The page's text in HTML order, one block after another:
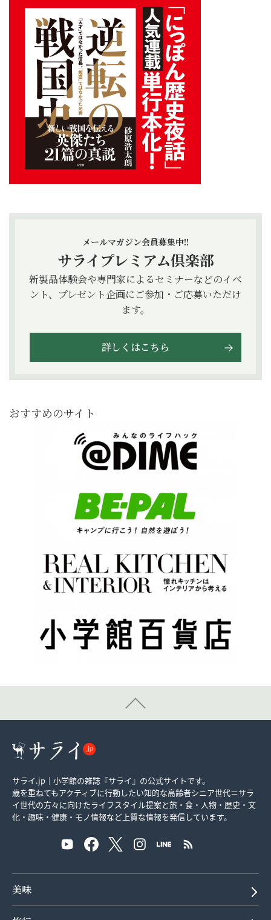
メールマガジン会員募集中!!
サライプレミアム倶楽部
新製品体験会や専門家によるセミナーなどのイベ
ント、プレゼント企画にご参加・ご応募いただけ
ます。
詳しくはこちら
おすすめのサイト
サライ.jp｜小学館の雑誌『サライ』の公式サイトです。
歳を重ねてもアクティブに行動したい知的な高齢者シニア世代＝サラ
イ世代の方々に向けたライフスタイル提案と旅・食・人物・歴史・文
化・趣味・健康・モノ情報など上質な情報を発信しています。
美味